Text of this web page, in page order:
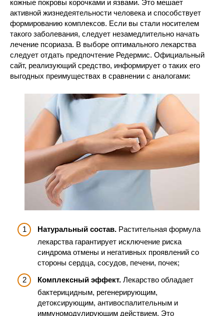
кожные покровы корочками и язвами. Это мешает
активной жизнедеятельности человека и способствует
формированию комплексов. Если вы стали носителем
такого заболевания, следует незамедлительно начать
лечение псориаза. В выборе оптимального лекарства
следует отдать предпочтение Редермис. Официальный
сайт, реализующий средство, информирует о таких его
выгодных преимуществах в сравнении с аналогами:
Натуральный состав. Растительная формула
лекарства гарантирует исключение риска
синдрома отмены и негативных проявлений со
стороны сердца, сосудов, печени, почек;
Комплексный эффект. Лекарство обладает
бактерицидным, регенерирующим,
детоксирующим, антивоспалительным и
иммуномодулирующим действием. Это